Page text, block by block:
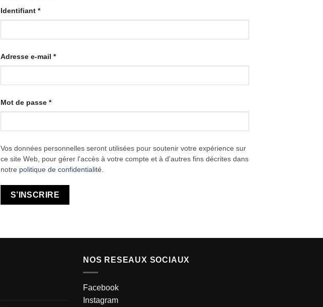
Identifiant *Obligatoire
Adresse e-mail *Obligatoire
Mot de passe *Obligatoire
Vos données personnelles seront utilisées pour soutenir votre expérience sur
ce site Web, pour gérer l'accès à votre compte et à d'autres fins décrites dans
notre politique de confidentialité
S’INSCRIRE
NOS RESEAUX SOCIAUX
Facebook
Instagram